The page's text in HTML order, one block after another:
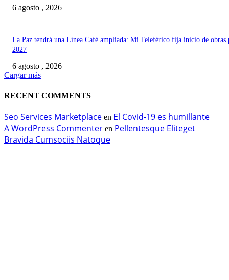
6 agosto , 2026
La Paz tendrá una Línea Café ampliada: Mi Teleférico fija inicio de obras
2027
6 agosto , 2026
Cargar más
RECENT COMMENTS
Seo Services Marketplace en El Covid-19 es humillante
A WordPress Commenter en Pellentesque Eliteget
Bravida Cumsociis Natoque